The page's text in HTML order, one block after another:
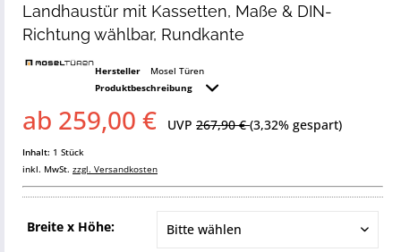
Landhaustür mit Kassetten, Maße & DIN-
Richtung wählbar, Rundkante
Hersteller
Mosel Türen
Produktbeschreibung
ab 259,00 € UVP 267,90 €(3,32% gespart)
Inhalt: 1 Stück
inkl. MwSt. zzgl. Versandkosten
Breite x Höhe: